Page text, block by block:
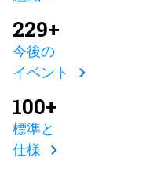
229+
今後の
イベント
100+
標準と
仕様